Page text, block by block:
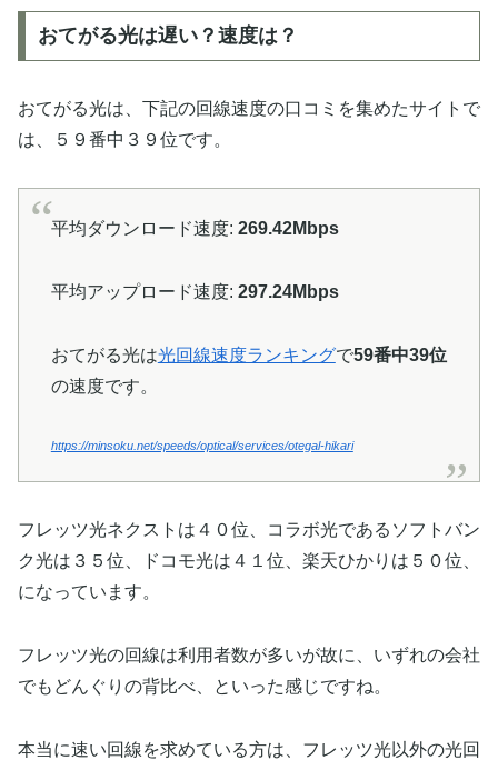
おてがる光は遅い？速度は？
おてがる光は、下記の回線速度の口コミを集めたサイトで
は、５９番中３９位です。
平均ダウンロード速度: 269.42Mbps
平均アップロード速度: 297.24Mbps
おてがる光は光回線速度ランキングで59番中39位
の速度です。
https://minsoku.net/speeds/optical/services/otegal-hikari
フレッツ光ネクストは４０位、コラボ光であるソフトバン
ク光は３５位、ドコモ光は４１位、楽天ひかりは５０位、
になっています。
フレッツ光の回線は利用者数が多いが故に、いずれの会社
でもどんぐりの背比べ、といった感じですね。
本当に速い回線を求めている方は、フレッツ光以外の光回